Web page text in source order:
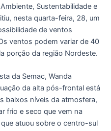
Sustentabilidade e
nesta quarta-feira, 28, um
de ventos
ventos podem variar de 40
porção da região Nordeste.
da Semac, Wanda
da alta pós-frontal está
baixos níveis da atmosfera,
frio e seco que vem na
atuou sobre o centro-sul